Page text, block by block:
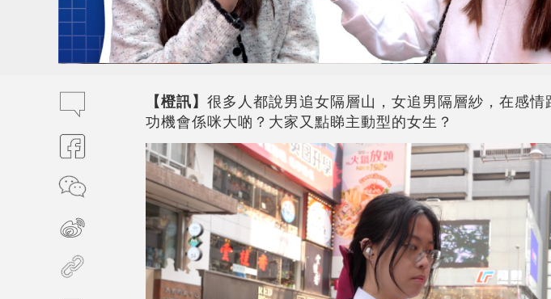
【橙訊】 很多人都說男追女隔層山，女追男隔層紗，在感
功機會係咪大啲？大家又點睇主動型的女生？